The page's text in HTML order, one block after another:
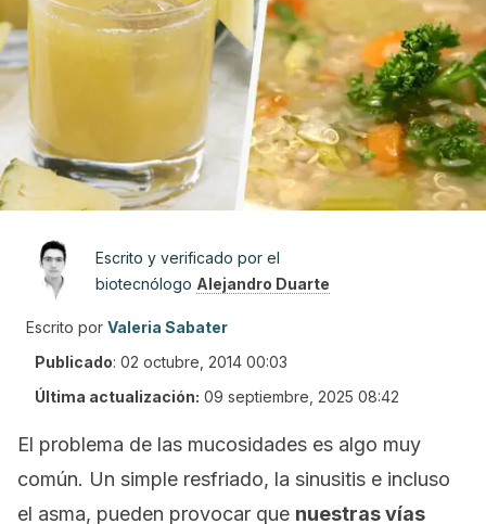
Escrito y verificado por el
biotecnólogo Alejandro Duarte
Escrito por Valeria Sabater
Publicado: 02 octubre, 2014 00:03
Última actualización: 09 septiembre, 2025 08:42
El problema de las mucosidades es algo muy
común. Un simple resfriado, la sinusitis e incluso
el asma, pueden provocar que nuestras vías